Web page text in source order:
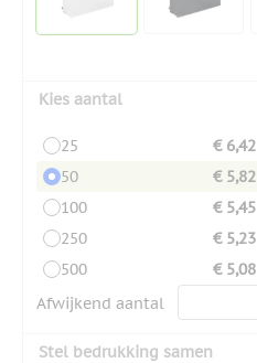
Kies aantal
25
€ 6,42
50
€ 5,82
100
€ 5,45
250
€ 5,23
500
€ 5,08
Afwijkend aantal
Stel bedrukking samen